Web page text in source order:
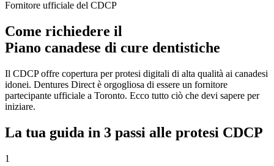
Fornitore ufficiale del CDCP
Come richiedere il
Piano canadese di cure dentistiche
Il CDCP offre copertura per protesi digitali di alta qualità ai canadesi
idonei. Dentures Direct è orgogliosa di essere un fornitore
partecipante ufficiale a Toronto. Ecco tutto ciò che devi sapere per
iniziare.
La tua guida in 3 passi alle protesi CDCP
1